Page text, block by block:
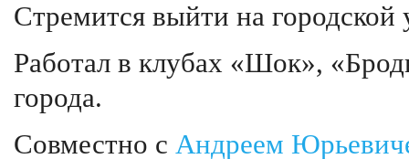
Стремится выйти на городской
Работал в клубах «Шок»,
города.
Совместно с Андреем